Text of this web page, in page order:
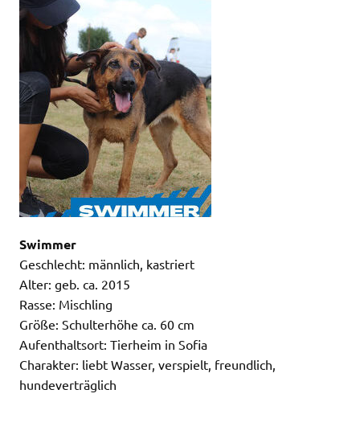
Swimmer
Geschlecht: männlich, kastriert
Alter: geb. ca. 2015
Rasse: Mischling
Größe: Schulterhöhe ca. 60 cm
Aufenthaltsort: Tierheim in Sofia
Charakter: liebt Wasser, verspielt, freundlich,
hundeverträglich